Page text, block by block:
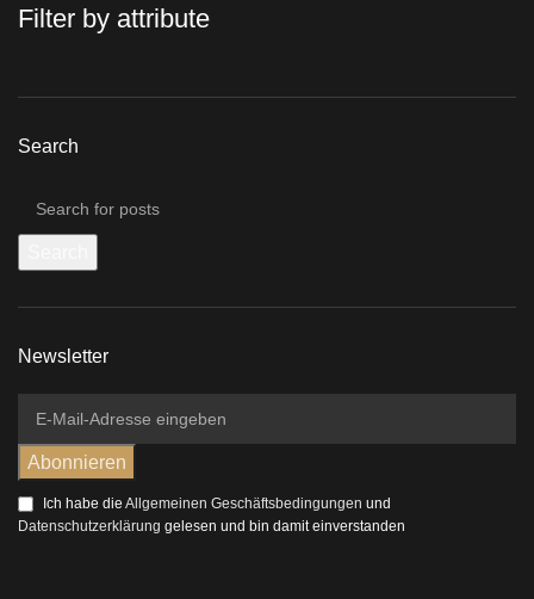
Filter by attribute
Search
Newsletter
Ich habe die Allgemeinen Geschäftsbedingungen und
Datenschutzerklärung gelesen und bin damit einverstanden